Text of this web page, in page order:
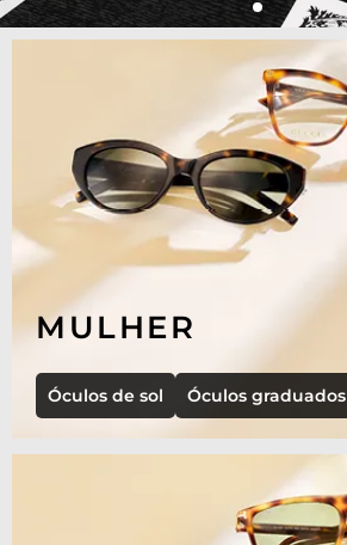
MULHER
Óculos de sol Óculos graduados